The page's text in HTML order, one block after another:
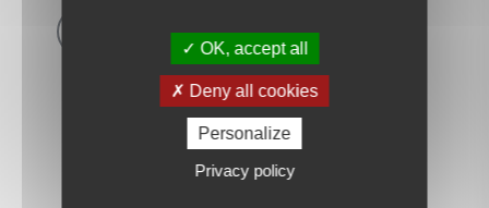
OK, accept all
Deny all cookies
Personalize
Privacy policy